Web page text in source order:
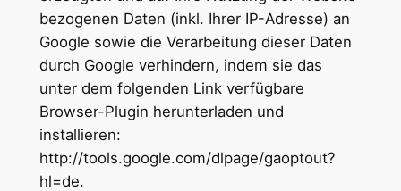
bezogenen Daten (inkl. Ihrer IP-Adresse) an
Google sowie die Verarbeitung dieser Daten
durch Google verhindern, indem sie das
unter dem folgenden Link verfügbare
Browser-Plugin herunterladen und
installieren:
http://tools.google.com/dlpage/gaoptout?
hl=de.